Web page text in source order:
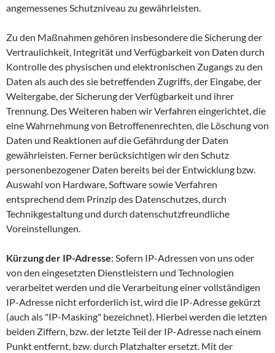
angemessenes Schutzniveau zu gewährleisten.
Zu den Maßnahmen gehören insbesondere die Sicherung der
Vertraulichkeit, Integrität und Verfügbarkeit von Daten durch
Kontrolle des physischen und elektronischen Zugangs zu den
Daten als auch des sie betreffenden Zugriffs, der Eingabe, der
Weitergabe, der Sicherung der Verfügbarkeit und ihrer
Trennung. Des Weiteren haben wir Verfahren eingerichtet, die
eine Wahrnehmung von Betroffenenrechten, die Löschung von
Daten und Reaktionen auf die Gefährdung der Daten
gewährleisten. Ferner berücksichtigen wir den Schutz
personenbezogener Daten bereits bei der Entwicklung bzw.
Auswahl von Hardware, Software sowie Verfahren
entsprechend dem Prinzip des Datenschutzes, durch
Technikgestaltung und durch datenschutzfreundliche
Voreinstellungen.
Kürzung der IP-Adresse: Sofern IP-Adressen von uns oder
von den eingesetzten Dienstleistern und Technologien
verarbeitet werden und die Verarbeitung einer vollständigen
IP-Adresse nicht erforderlich ist, wird die IP-Adresse gekürzt
(auch als "IP-Masking" bezeichnet). Hierbei werden die letzten
beiden Ziffern, bzw. der letzte Teil der IP-Adresse nach einem
Punkt entfernt, bzw. durch Platzhalter ersetzt. Mit der